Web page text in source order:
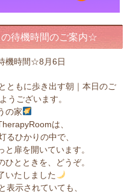
待機時間のご案内☆
機時間☆8月6日
ともに歩き出す朝｜本日のご
うございます。
の家
は、
るひかりの中で、
と扉を開いています。
ひとときを、どうぞ。
いたしました
表示されていても、